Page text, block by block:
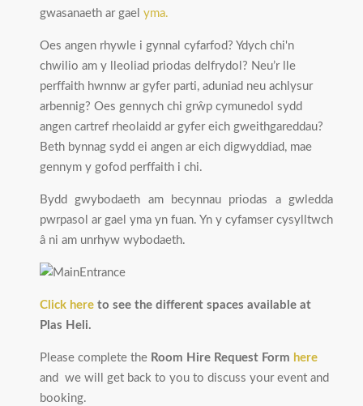
gwasanaeth ar gael yma.
Oes angen rhywle i gynnal cyfarfod? Ydych chi'n
chwilio am y lleoliad priodas delfrydol? Neu’r lle
perffaith hwnnw ar gyfer parti, aduniad neu achlysur
arbennig? Oes gennych chi grŵp cymunedol sydd
angen cartref rheolaidd ar gyfer eich gweithgareddau?
Beth bynnag sydd ei angen ar eich digwyddiad, mae
gennym y gofod perffaith i chi.
Bydd gwybodaeth am becynnau priodas a gwledda
pwrpasol ar gael yma yn fuan. Yn y cyfamser cysylltwch
â ni am unrhyw wybodaeth.
Click here to see the different spaces available at
Plas Heli.
Please complete the Room Hire Request Form here
and we will get back to you to discuss your event and
booking.